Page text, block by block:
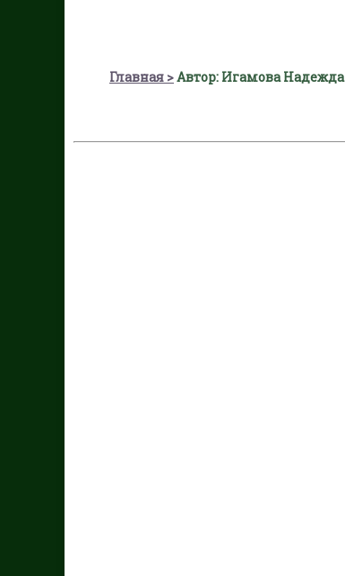
Главная Автор: Игамова Надежда